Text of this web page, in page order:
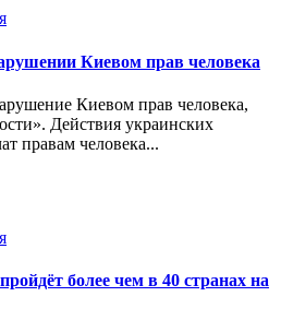
Киевом прав человека
Киевом прав человека,
Действия украинских
правам человека...
более чем в 40 странах на